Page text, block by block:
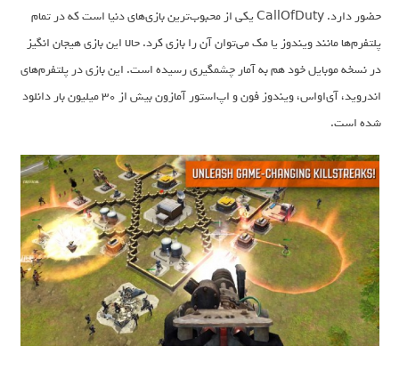
حضور دارد. CallOfDuty یکی از محبوب‌ترین بازی‌های دنیا است که در تمام
پلتفرم‌ها مانند ویندوز یا مک می‌توان آن را بازی کرد. حالا این بازی هیجان انگیز
در نسخه موبایل خود هم به آمار چشمگیری رسیده است. این بازی در پلتفرم‌های
اندروید، آی‌اواس، ویندوز فون و اپ‌استور آمازون بیش از 30 میلیون بار دانلود
شده است.